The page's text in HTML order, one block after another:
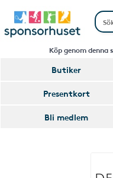
Köp genom
Butiker
Presentkort
Bli medlem